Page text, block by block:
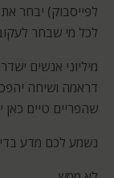
לפייסבוק) יבחר
לכל מי שבחר
מיליוני אנשים
דראמה ושיחה
שהפריים טיים
נשמע לכם מדע